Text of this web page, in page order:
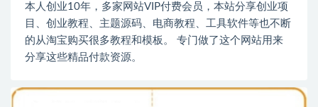
本人创业10年，多家网站VIP付费会员，本站分享创业项
目、创业教程、主题源码、电商教程、工具软件等也不断
的从淘宝购买很多教程和模板。 专门做了这个网站用来
分享这些精品付款资源。